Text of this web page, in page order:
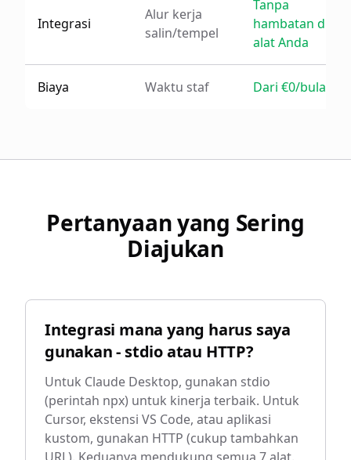
Integrasi
Alur kerja
salin/tempel
Tanpa
hambatan di
alat Anda
Biaya Waktu staf Dari €0/bulan
Pertanyaan yang Sering
Diajukan
Integrasi mana yang harus saya
gunakan - stdio atau HTTP?
Untuk Claude Desktop, gunakan stdio
(perintah npx) untuk kinerja terbaik. Untuk
Cursor, ekstensi VS Code, atau aplikasi
kustom, gunakan HTTP (cukup tambahkan